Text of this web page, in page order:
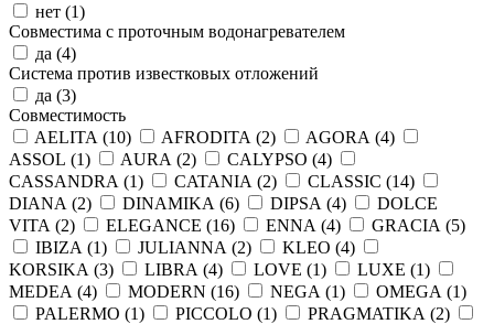
нет (1)
Совместима с проточным водонагревателем
да (4)
Система против известковых отложений
да (3)
Совместимость
AELITA (10) AFRODITA (2) AGORA (4)
ASSOL (1) AURA (2) CALYPSO (4)
CASSANDRA (1) CATANIA (2) CLASSIC (14)
DIANA (2) DINAMIKA (6) DIPSA (4)
DOLCE
VITA (2) ELEGANCE (16) ENNA (4) GRACIA (5)
IBIZA (1) JULIANNA (2) KLEO (4)
KORSIKA (3) LIBRA (4) LOVE (1) LUXE (1)
MEDEA (4) MODERN (16) NEGA (1) OMEGA (1)
PALERMO (1) PICCOLO (1) PRAGMATIKA (2)